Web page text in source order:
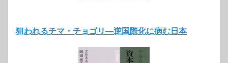
狙われるチマ・チョゴリ―逆国際化に病む日本